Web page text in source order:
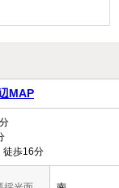
MAP
歩16分